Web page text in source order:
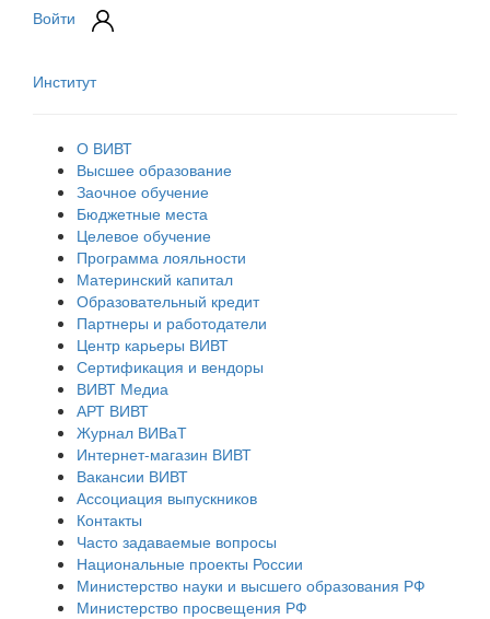
Войти
Институт
О ВИВТ
Высшее образование
Заочное обучение
Бюджетные места
Целевое обучение
Программа лояльности
Материнский капитал
Образовательный кредит
Партнеры и работодатели
Центр карьеры ВИВТ
Сертификация и вендоры
ВИВТ Медиа
АРТ ВИВТ
Журнал ВИВаТ
Интернет-магазин ВИВТ
Вакансии ВИВТ
Ассоциация выпускников
Контакты
Часто задаваемые вопросы
Национальные проекты России
Министерство науки и высшего образования РФ
Министерство просвещения РФ